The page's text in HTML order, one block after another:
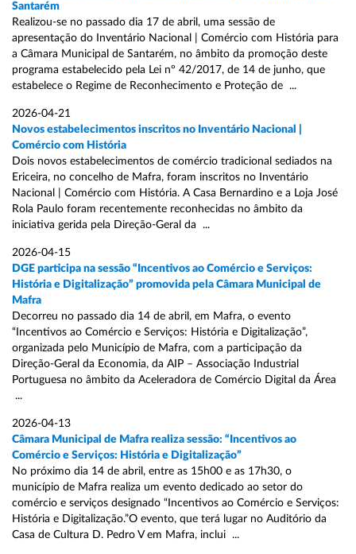
Santarém
Realizou-se no passado dia 17 de abril, uma sessão de
apresentação do Inventário Nacional | Comércio com História para
a Câmara Municipal de Santarém, no âmbito da promoção deste
programa estabelecido pela Lei nº 42/2017, de 14 de junho, que
estabelece o Regime de Reconhecimento e Proteção de ...
2026-04-21
Novos estabelecimentos inscritos no Inventário Nacional |
Comércio com História
Dois novos estabelecimentos de comércio tradicional sediados na
Ericeira, no concelho de Mafra, foram inscritos no Inventário
Nacional | Comércio com História. A Casa Bernardino e a Loja José
Rola Paulo foram recentemente reconhecidas no âmbito da
iniciativa gerida pela Direção-Geral da ...
2026-04-15
DGE participa na sessão “Incentivos ao Comércio e Serviços:
História e Digitalização” promovida pela Câmara Municipal de
Mafra
Decorreu no passado dia 14 de abril, em Mafra, o evento
“Incentivos ao Comércio e Serviços: História e Digitalização”,
organizada pelo Município de Mafra, com a participação da
Direção-Geral da Economia, da AIP – Associação Industrial
Portuguesa no âmbito da Aceleradora de Comércio Digital da Área
...
2026-04-13
Câmara Municipal de Mafra realiza sessão: “Incentivos ao
Comércio e Serviços: História e Digitalização”
No próximo dia 14 de abril, entre as 15h00 e as 17h30, o
município de Mafra realiza um evento dedicado ao setor do
comércio e serviços designado “Incentivos ao Comércio e Serviços:
História e Digitalização.”O evento, que terá lugar no Auditório da
Casa de Cultura D. Pedro V em Mafra, inclui ...